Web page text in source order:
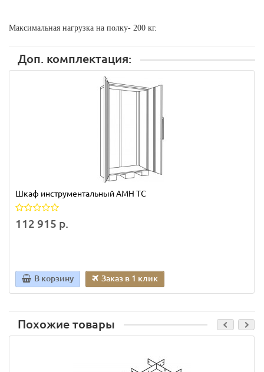
Максимальная нагрузка на полку- 200 кг.
Доп. комплектация:
Шкаф инструментальный AMH TC
112 915 р.
В корзину Заказ в 1 клик
Похожие товары